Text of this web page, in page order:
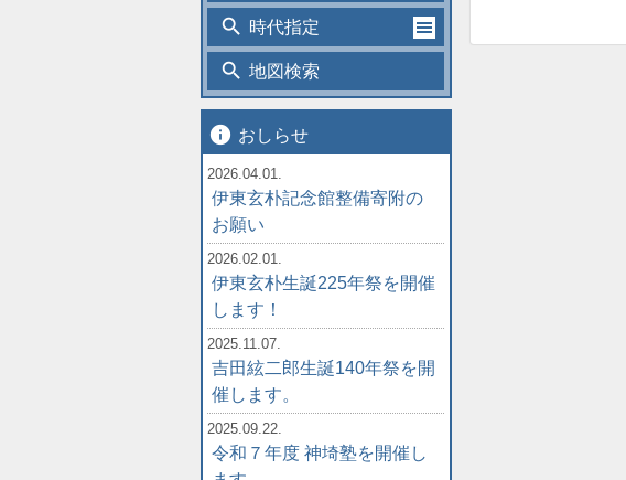
search 時代指定
search 地図検索
info おしらせ
2026.04.01.
伊東玄朴記念館整備寄附の
お願い
2026.02.01.
伊東玄朴生誕225年祭を開催
します！
2025.11.07.
吉田絃二郎生誕140年祭を開
催します。
2025.09.22.
令和７年度 神埼塾を開催し